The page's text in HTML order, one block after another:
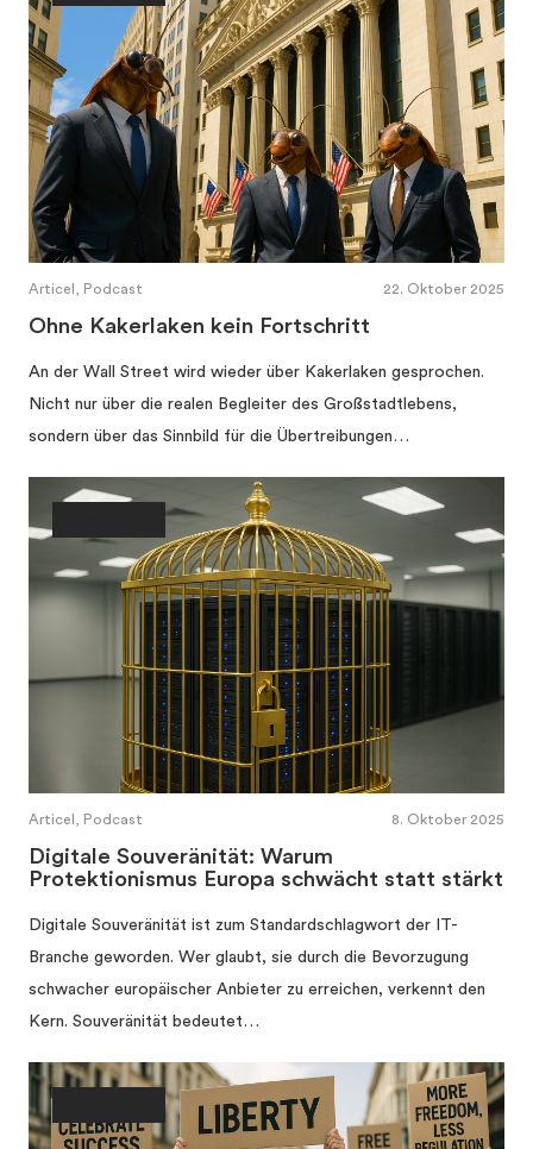
Articel, Podcast 22. Oktober 2025
Ohne Kakerlaken kein Fortschritt
An der Wall Street wird wieder über Kakerlaken gesprochen.
Nicht nur über die realen Begleiter des Großstadtlebens,
sondern über das Sinnbild für die Übertreibungen…
Articel, Podcast 8. Oktober 2025
Digitale Souveränität: Warum
Protektionismus Europa schwächt statt stärkt
Digitale Souveränität ist zum Standardschlagwort der IT-
Branche geworden. Wer glaubt, sie durch die Bevorzugung
schwacher europäischer Anbieter zu erreichen, verkennt den
Kern. Souveränität bedeutet…